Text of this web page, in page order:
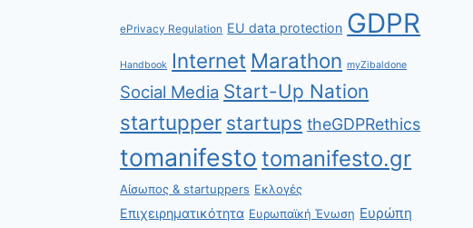
ePrivacy Regulation EU data protection GDPR
Handbook Internet Marathon myZibaldone
Social Media Start-Up Nation
startupper startups theGDPRethics
tomanifesto tomanifesto.gr
Αίσωπος & startuppers Εκλογές
Επιχειρηματικότητα Ευρωπαϊκή Ένωση Ευρώπη